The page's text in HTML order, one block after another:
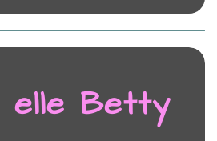
elle Betty